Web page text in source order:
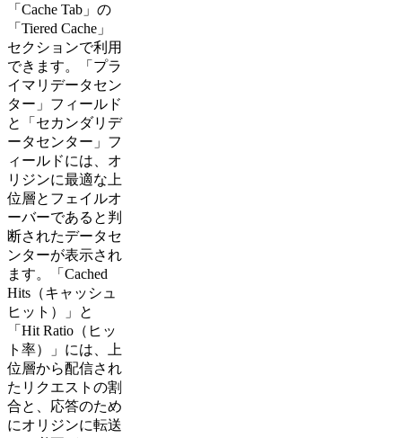
「Cache Tab」の
「Tiered Cache」
セクションで利用
できます。「プラ
イマリデータセン
ター」フィールド
と「セカンダリデ
ータセンター」フ
ィールドには、オ
リジンに最適な上
位層とフェイルオ
ーバーであると判
断されたデータセ
ンターが表示され
ます。「Cached
Hits（キャッシュ
ヒット）」と
「Hit Ratio（ヒッ
ト率）」には、上
位層から配信され
たリクエストの割
合と、応答のため
にオリジンに転送